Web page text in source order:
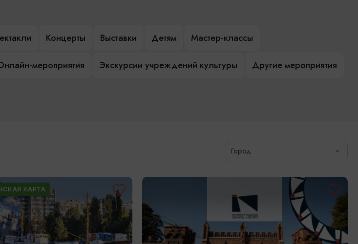
Концерты Выставки Детям Мастер-классы
мероприятия Экскурсии учреждений культуры Другие мероприятия
Город
КАРТА